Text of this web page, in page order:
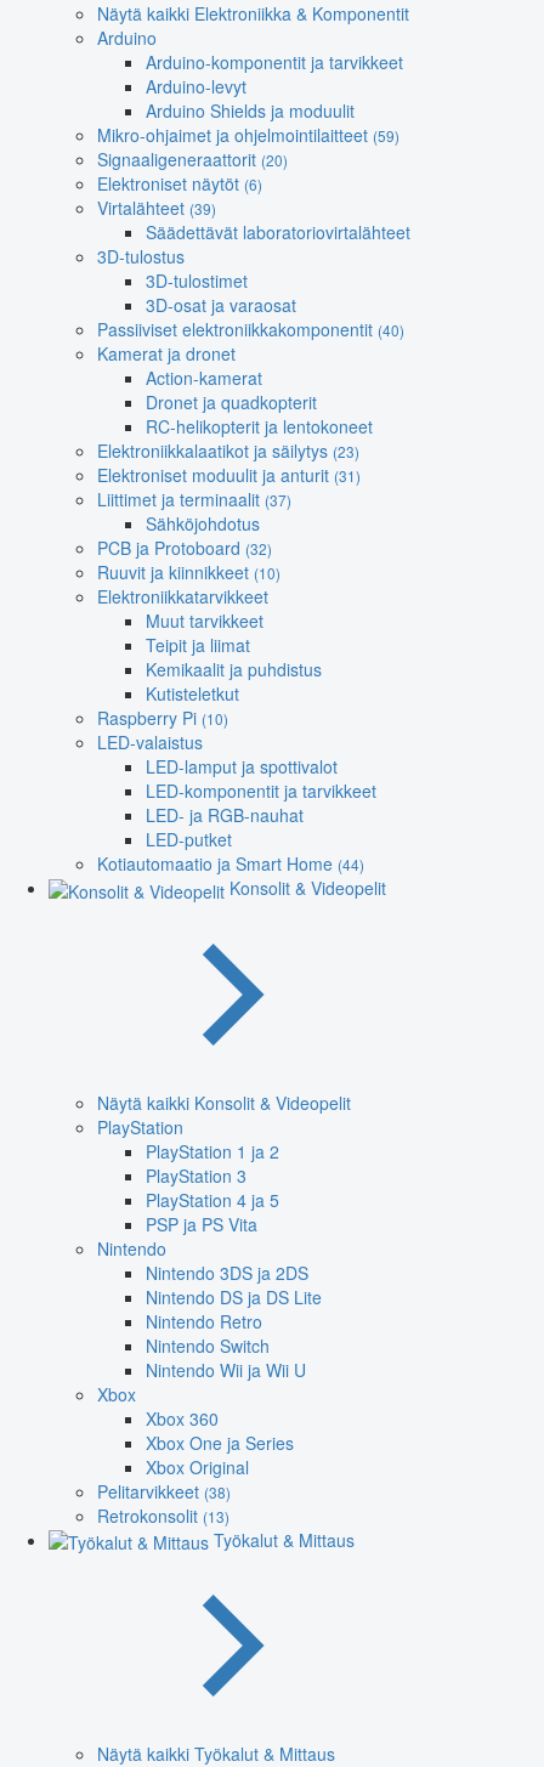
Näytä kaikki Elektroniikka & Komponentit
Arduino
Arduino-komponentit ja tarvikkeet
Arduino-levyt
Arduino Shields ja moduulit
Mikro-ohjaimet ja ohjelmointilaitteet (59)
Signaaligeneraattorit (20)
Elektroniset näytöt (6)
Virtalähteet (39)
Säädettävät laboratoriovirtalähteet
3D-tulostus
3D-tulostimet
3D-osat ja varaosat
Passiiviset elektroniikkakomponentit (40)
Kamerat ja dronet
Action-kamerat
Dronet ja quadkopterit
RC-helikopterit ja lentokoneet
Elektroniikkalaatikot ja säilytys (23)
Elektroniset moduulit ja anturit (31)
Liittimet ja terminaalit (37)
Sähköjohdotus
PCB ja Protoboard (32)
Ruuvit ja kiinnikkeet (10)
Elektroniikkatarvikkeet
Muut tarvikkeet
Teipit ja liimat
Kemikaalit ja puhdistus
Kutisteletkut
Raspberry Pi (10)
LED-valaistus
LED-lamput ja spottivalot
LED-komponentit ja tarvikkeet
LED- ja RGB-nauhat
LED-putket
Kotiautomaatio ja Smart Home (44)
Konsolit & Videopelit
Näytä kaikki Konsolit & Videopelit
PlayStation
PlayStation 1 ja 2
PlayStation 3
PlayStation 4 ja 5
PSP ja PS Vita
Nintendo
Nintendo 3DS ja 2DS
Nintendo DS ja DS Lite
Nintendo Retro
Nintendo Switch
Nintendo Wii ja Wii U
Xbox
Xbox 360
Xbox One ja Series
Xbox Original
Pelitarvikkeet (38)
Retrokonsolit (13)
Työkalut & Mittaus
Näytä kaikki Työkalut & Mittaus